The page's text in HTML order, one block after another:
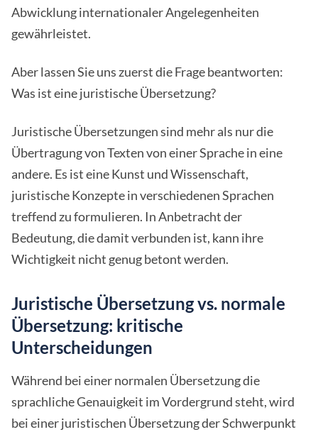
Abwicklung internationaler Angelegenheiten
gewährleistet.
Aber lassen Sie uns zuerst die Frage beantworten:
Was ist eine juristische Übersetzung?
Juristische Übersetzungen sind mehr als nur die
Übertragung von Texten von einer Sprache in eine
andere. Es ist eine Kunst und Wissenschaft,
juristische Konzepte in verschiedenen Sprachen
treffend zu formulieren. In Anbetracht der
Bedeutung, die damit verbunden ist, kann ihre
Wichtigkeit nicht genug betont werden.
Juristische Übersetzung vs. normale
Übersetzung: kritische
Unterscheidungen
Während bei einer normalen Übersetzung die
sprachliche Genauigkeit im Vordergrund steht, wird
bei einer juristischen Übersetzung der Schwerpunkt